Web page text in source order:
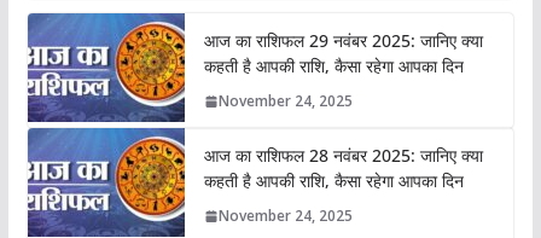
आज का राशिफल 29 नवंबर 2025: जानिए क्या
कहती है आपकी राशि, कैसा रहेगा आपका दिन
November 24, 2025
आज का राशिफल 28 नवंबर 2025: जानिए क्या
कहती है आपकी राशि, कैसा रहेगा आपका दिन
November 24, 2025